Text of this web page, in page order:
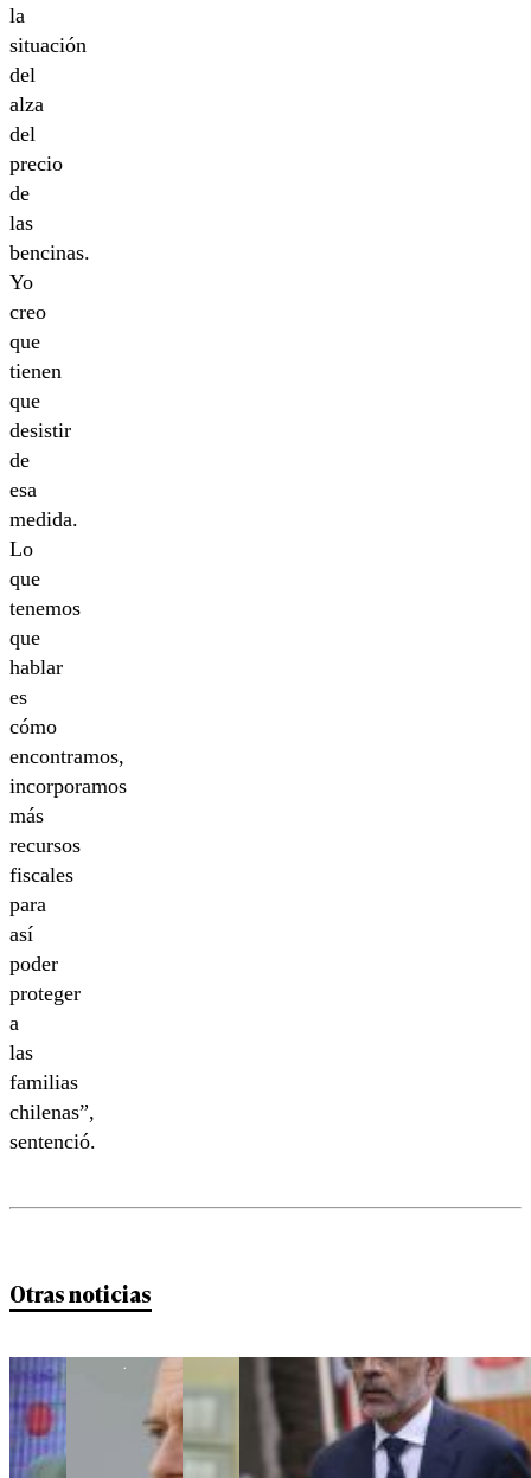
la
situación
del
alza
del
precio
de
las
bencinas.
Yo
creo
que
tienen
que
desistir
de
esa
medida.
Lo
que
tenemos
que
hablar
es
cómo
encontramos,
incorporamos
más
recursos
fiscales
para
así
poder
proteger
a
las
familias
chilenas”,
sentenció.
Otras noticias